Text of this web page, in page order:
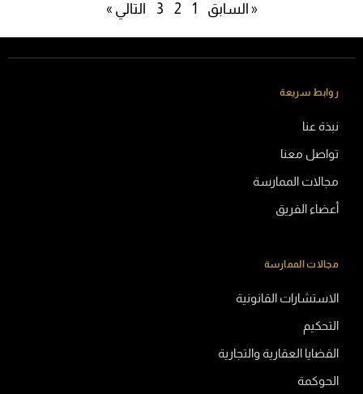
« السابق 1
2
3 التالي »
روابط سريعة
نبذة عنا
تواصل معنا
مجالات الممارسة
أعضاء الفريق
مجالات الممارسة
الاستشارات القانونية
التحكيم
القضايا العقارية والتجارية
الحوكمة